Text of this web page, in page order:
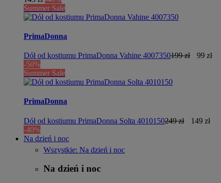
Summer Sale
PrimaDonna
Dół od kostiumu PrimaDonna Vahine 4007350199 zł
99 zł
-50%
Summer Sale
PrimaDonna
Dół od kostiumu PrimaDonna Solta 4010150249 zł
149 zł
-40%
Na dzień i noc
Wszystkie: Na dzień i noc
Na dzień i noc